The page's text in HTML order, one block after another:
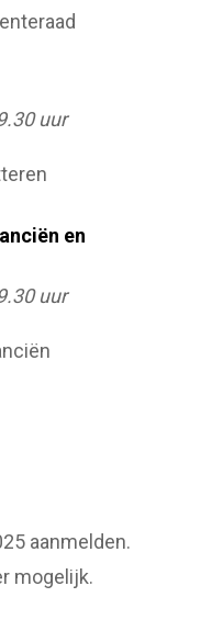
uur
en
uur
aanmelden.
mogelijk.